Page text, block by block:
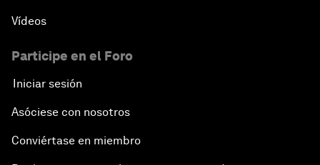
Vídeos
Participe en el Foro
Iniciar sesión
Asóciese con nosotros
Conviértase en miembro